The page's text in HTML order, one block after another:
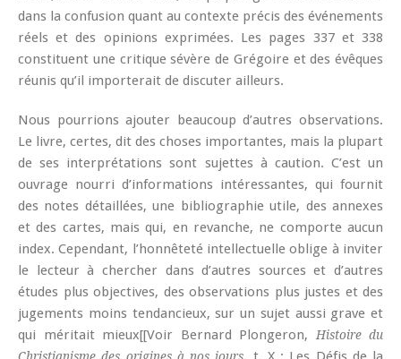
dans la confusion quant au contexte précis des événements
réels et des opinions exprimées. Les pages 337 et 338
constituent une critique sévère de Grégoire et des évêques
réunis qu’il importerait de discuter ailleurs.
Nous pourrions ajouter beaucoup d’autres observations.
Le livre, certes, dit des choses importantes, mais la plupart
de ses interprétations sont sujettes à caution. C’est un
ouvrage nourri d’informations intéressantes, qui fournit
des notes détaillées, une bibliographie utile, des annexes
et des cartes, mais qui, en revanche, ne comporte aucun
index. Cependant, l’honnêteté intellectuelle oblige à inviter
le lecteur à chercher dans d’autres sources et d’autres
études plus objectives, des observations plus justes et des
jugements moins tendancieux, sur un sujet aussi grave et
qui méritait mieux[[Voir Bernard Plongeron,Histoire du